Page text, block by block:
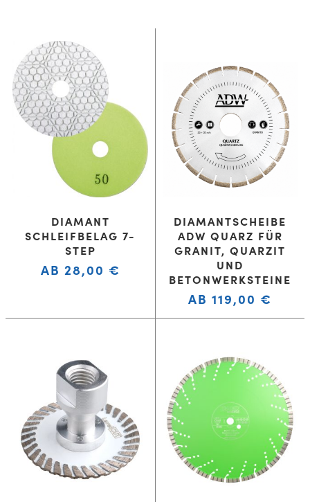
DIAMANT
SCHLEIFBELAG 7-
STEP
AB 28,00 €
DIAMANTSCHEIBE
ADW QUARZ FÜR
GRANIT, QUARZIT
UND
BETONWERKSTEINE
AB 119,00 €